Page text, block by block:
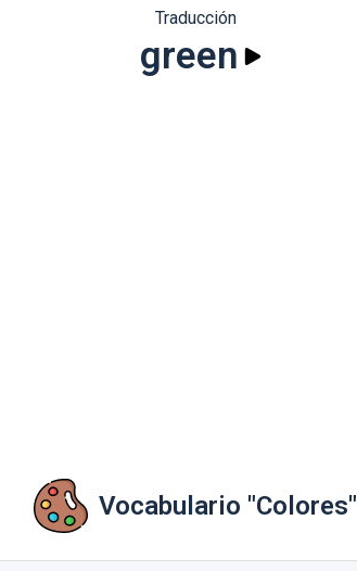
Traducción
green
Vocabulario "Colores"